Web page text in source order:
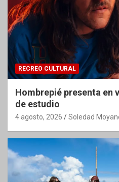
RECREO CULTURAL
Hombrepié presenta en
de estudio
4 agosto, 2026 Soledad